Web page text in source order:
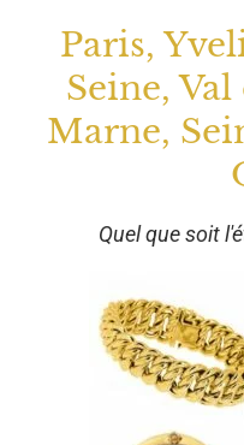
Paris,
Seine,
Marne,
Quel que soit